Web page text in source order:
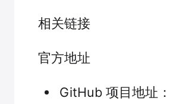
相关链接
官方地址
GitHub 项目地址：